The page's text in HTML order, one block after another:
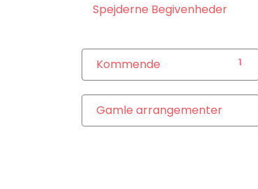
Spejderne Begivenheder
Kommende 1
Gamle arrangementer